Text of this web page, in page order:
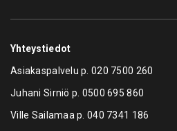
Yhteystiedot
Asiakaspalvelu p.020 7500 260
Juhani Sirniö p. 0500 695 860
Ville Sailamaa p.040 7341 186